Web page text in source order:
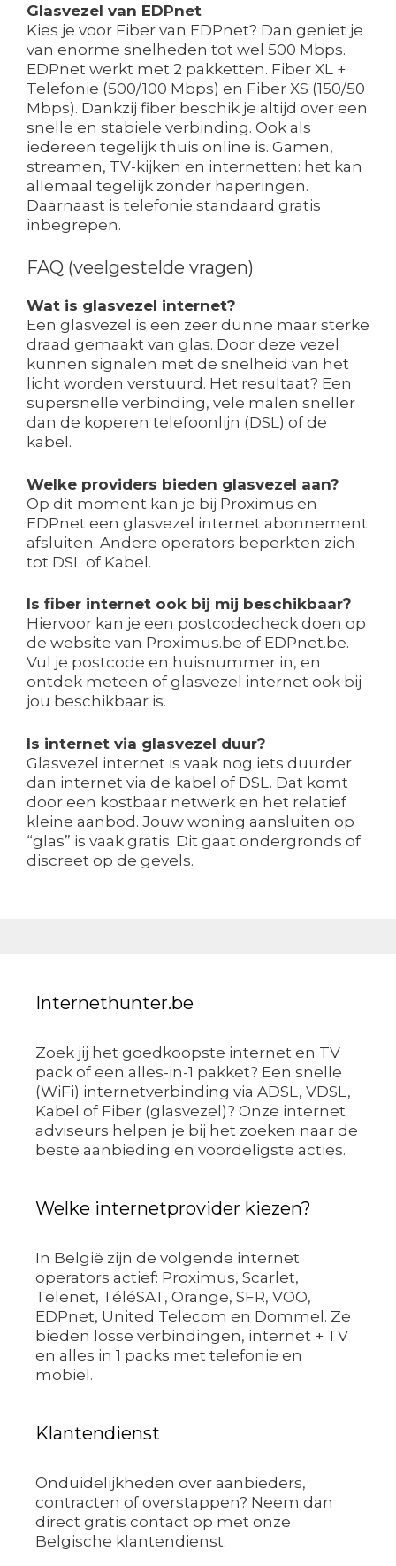
Glasvezel van EDPnet
Kies je voor Fiber van EDPnet? Dan geniet je
van enorme snelheden tot wel 500 Mbps.
EDPnet werkt met 2 pakketten. Fiber XL +
Telefonie (500/100 Mbps) en Fiber XS (150/50
Mbps). Dankzij fiber beschik je altijd over een
snelle en stabiele verbinding. Ook als
iedereen tegelijk thuis online is. Gamen,
streamen, TV-kijken en internetten: het kan
allemaal tegelijk zonder haperingen.
Daarnaast is telefonie standaard gratis
inbegrepen.
FAQ (veelgestelde vragen)
Wat is glasvezel internet?
Een glasvezel is een zeer dunne maar sterke
draad gemaakt van glas. Door deze vezel
kunnen signalen met de snelheid van het
licht worden verstuurd. Het resultaat? Een
supersnelle verbinding, vele malen sneller
dan de koperen telefoonlijn (DSL) of de
kabel.
Welke providers bieden glasvezel aan?
Op dit moment kan je bij Proximus en
EDPnet een glasvezel internet abonnement
afsluiten. Andere operators beperkten zich
tot DSL of Kabel.
Is fiber internet ook bij mij beschikbaar?
Hiervoor kan je een postcodecheck doen op
de website van Proximus.be of EDPnet.be.
Vul je postcode en huisnummer in, en
ontdek meteen of glasvezel internet ook bij
jou beschikbaar is.
Is internet via glasvezel duur?
Glasvezel internet is vaak nog iets duurder
dan internet via de kabel of DSL. Dat komt
door een kostbaar netwerk en het relatief
kleine aanbod. Jouw woning aansluiten op
“glas” is vaak gratis. Dit gaat ondergronds of
discreet op de gevels.
Internethunter.be
Zoek jij het goedkoopste internet en TV
pack of een alles-in-1 pakket? Een snelle
(WiFi) internetverbinding via ADSL, VDSL,
Kabel of Fiber (glasvezel)? Onze internet
adviseurs helpen je bij het zoeken naar de
beste aanbieding en voordeligste acties.
Welke internetprovider kiezen?
In België zijn de volgende internet
operators actief: Proximus, Scarlet,
Telenet, TéléSAT, Orange, SFR, VOO,
EDPnet, United Telecom en Dommel. Ze
bieden losse verbindingen, internet + TV
en alles in 1 packs met telefonie en
mobiel.
Klantendienst
Onduidelijkheden over aanbieders,
contracten of overstappen? Neem dan
direct gratis contact op met onze
Belgische klantendienst.